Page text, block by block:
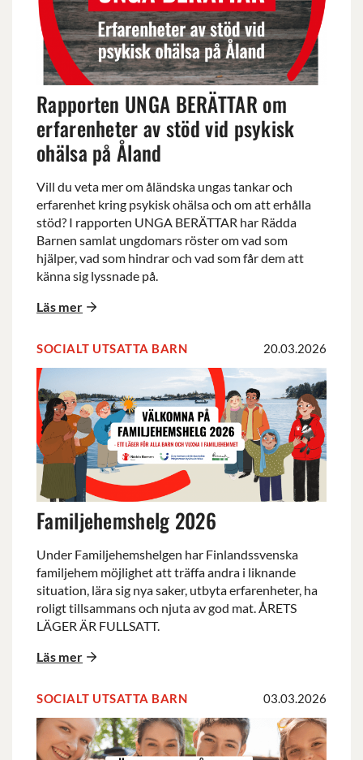
om
erfarenheter
av
stöd
vid
psykisk
ohälsa
på
Åland
Rapporten UNGA BERÄTTAR om
erfarenheter av stöd vid psykisk
ohälsa på Åland
Vill du veta mer om åländska ungas tankar och
erfarenhet kring psykisk ohälsa och om att erhålla
stöd? I rapporten UNGA BERÄTTAR har Rädda
Barnen samlat ungdomars röster om vad som
hjälper, vad som hindrar och vad som får dem att
känna sig lyssnade på.
Läs mer
SOCIALT UTSATTA BARN 20.03.2026
Familjehemshelg
2026
Familjehemshelg 2026
Under Familjehemshelgen har Finlandssvenska
familjehem möjlighet att träffa andra i liknande
situation, lära sig nya saker, utbyta erfarenheter, ha
roligt tillsammans och njuta av god mat. ÅRETS
LÄGER ÄR FULLSATT.
Läs mer
SOCIALT UTSATTA BARN 03.03.2026
Ninni-
sommarläger